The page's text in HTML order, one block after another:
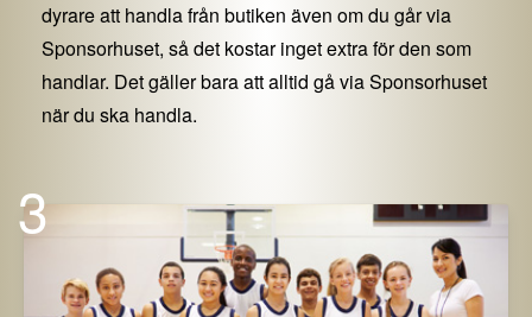
dyrare att handla från butiken även om du går via
Sponsorhuset, så det kostar inget extra för den som
handlar. Det gäller bara att alltid gå via Sponsorhuset
när du ska handla.
3